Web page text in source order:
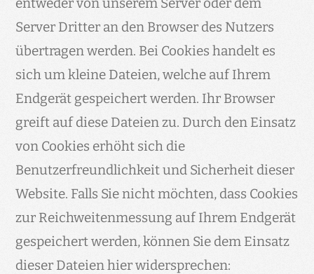
Server Dritter an den Browser des Nutzers
übertragen werden. Bei Cookies handelt es
sich um kleine Dateien, welche auf Ihrem
Endgerät gespeichert werden. Ihr Browser
greift auf diese Dateien zu. Durch den Einsatz
von Cookies erhöht sich die
Benutzerfreundlichkeit und Sicherheit dieser
Website. Falls Sie nicht möchten, dass Cookies
zur Reichweitenmessung auf Ihrem Endgerät
gespeichert werden, können Sie dem Einsatz
dieser Dateien hier widersprechen: